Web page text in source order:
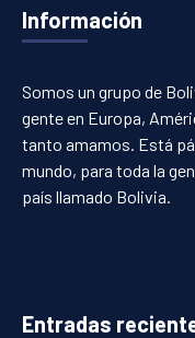
Información
Somos un grupo de
gente en Europa,
tanto amamos. Está
mundo, para toda la
país llamado Bolivia.
Entradas